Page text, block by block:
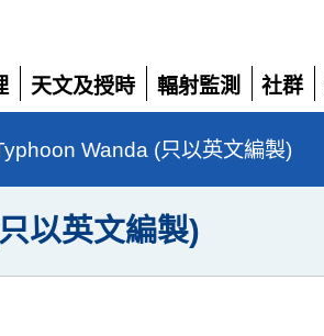
天文及授時
展
開
輻射監測
展
開
社群
展
開
Wanda (只以英文編製)
以英文編製)